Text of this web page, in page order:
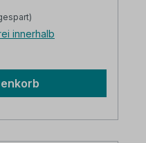
Bezug :
Holz : Mango
x 76 x 35 cm
verpackt
innerhalb